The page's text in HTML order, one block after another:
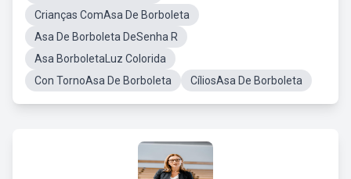
Crianças ComAsa De Borboleta
Asa De Borboleta DeSenha R
Asa BorboletaLuz Colorida
Con TornoAsa De Borboleta
CíliosAsa De Borboleta